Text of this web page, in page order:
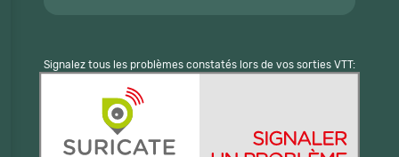
Signalez tous les problèmes constatés lors de vos sorties VTT: